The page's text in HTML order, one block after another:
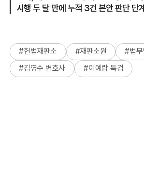
시행 두 달 만에 누적 3건 본안 판단 단
#헌법재판소 #재판소원 #법
#김영수 변호사 #이예람 특검